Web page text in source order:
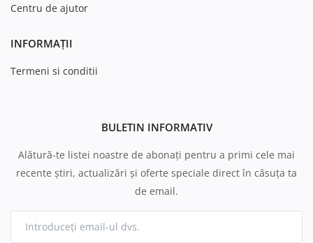
Centru de ajutor
INFORMAȚII
Termeni si conditii
BULETIN INFORMATIV
Alătură-te listei noastre de abonați pentru a primi cele mai
recente știri, actualizări și oferte speciale direct în căsuța ta
de email.